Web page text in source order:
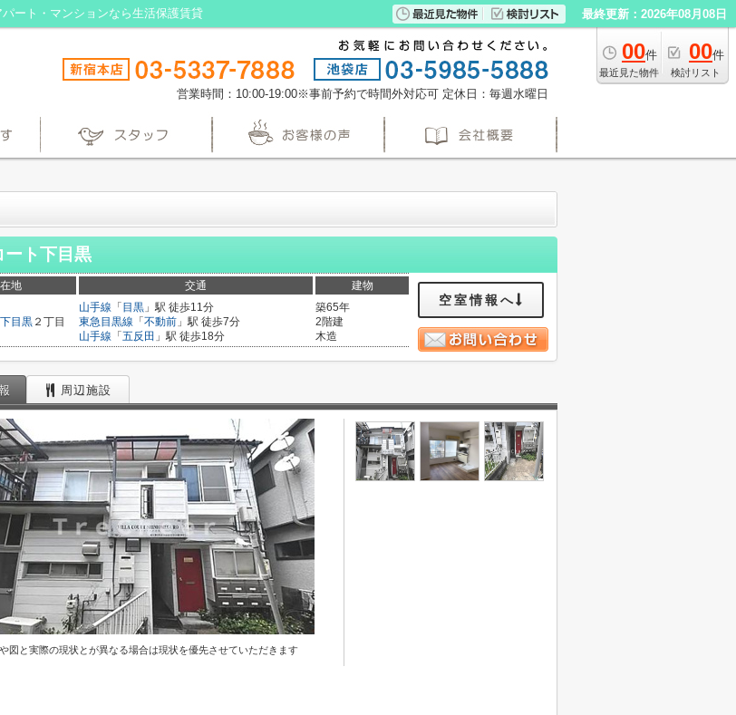
ート・マンションなら生活保護賃貸 最終更新：2026年08月08日
00件
最近見た物件
00件
検討リスト
営業時間：10:00-19:00※事前予約で時間外対応可 定休日：毎週水曜日
ート下目黒
地 交通 建物
下目黒 ２丁目
山手線 「 目黒 」駅 徒歩11分
東急目黒線 「 不動前 」駅 徒歩7分
山手線 「 五反田 」駅 徒歩18分
築65年
2階建
木造
空室情報へ
周辺施設
図と実際の現状とが異なる場合は現状を優先させていただきます